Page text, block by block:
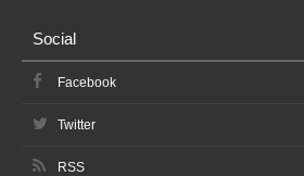
Social
Facebook
Twitter
RSS